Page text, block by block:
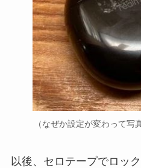
（なぜか設定が変わって写
以後、セロテープでロッ